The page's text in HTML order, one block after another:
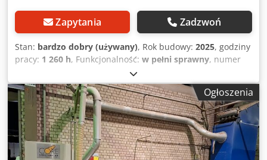
Zapytania Zadzwoń
Stan: bardzo dobry (używany), Rok budowy: 2025, godziny
pracy: 1 260 h, Funkcjonalność: w pełni sprawny, numer
, średnica wewnętrzna:
długość cięcia (maks.):4 000 mm, Tulejarka przeznaczona
jest do produkcji rur papierowych 25-warstwowych o
średnicy wewnętrznej od Ø 38 do Ø 250 milimetrów. 3 lata
gwarancji. Dsdpfsyvgcvjx Apaskr
Ogłoszenia